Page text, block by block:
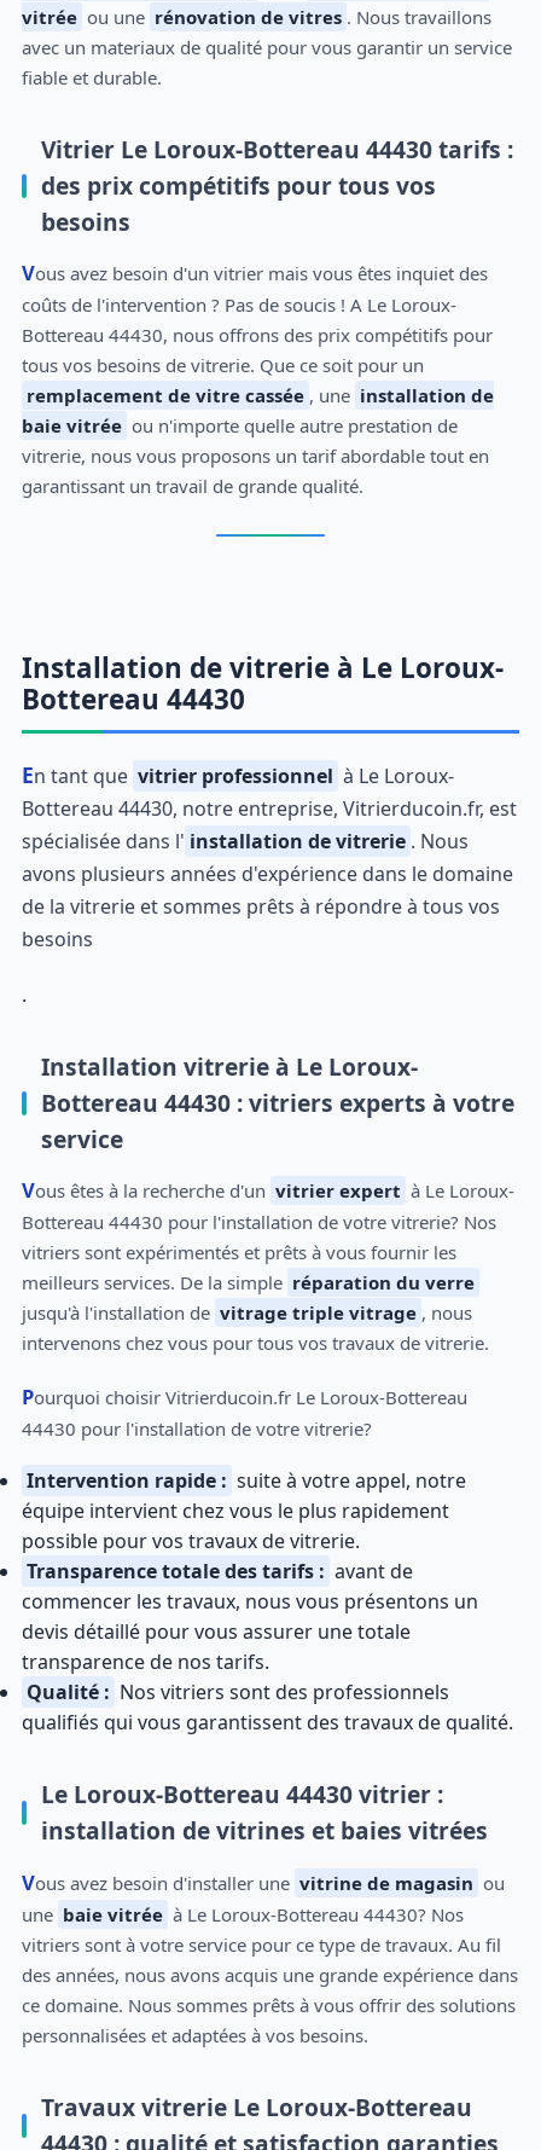
vitrée ou une rénovation de vitres . Nous travaillons
avec un materiaux de qualité pour vous garantir un service
fiable et durable.
Vitrier Le Loroux-Bottereau 44430 tarifs :
des prix compétitifs pour tous vos
besoins
Vous avez besoin d'un vitrier mais vous êtes inquiet des
coûts de l'intervention ? Pas de soucis ! A Le Loroux-
Bottereau 44430, nous offrons des prix compétitifs pour
tous vos besoins de vitrerie. Que ce soit pour un
remplacement de vitre cassée , une installation de
baie vitrée ou n'importe quelle autre prestation de
vitrerie, nous vous proposons un tarif abordable tout en
garantissant un travail de grande qualité.
Installation de vitrerie à Le Loroux-
Bottereau 44430
En tant que vitrier professionnel à Le Loroux-
Bottereau 44430, notre entreprise, Vitrierducoin.fr, est
spécialisée dans l' installation de vitrerie . Nous
avons plusieurs années d'expérience dans le domaine
de la vitrerie et sommes prêts à répondre à tous vos
besoins
.
Installation vitrerie à Le Loroux-
Bottereau 44430 : vitriers experts à votre
service
Vous êtes à la recherche d'un vitrier expert à Le Loroux-
Bottereau 44430 pour l'installation de votre vitrerie? Nos
vitriers sont expérimentés et prêts à vous fournir les
meilleurs services. De la simple réparation du verre
jusqu'à l'installation de vitrage triple vitrage , nous
intervenons chez vous pour tous vos travaux de vitrerie.
Pourquoi choisir Vitrierducoin.fr Le Loroux-Bottereau
44430 pour l'installation de votre vitrerie?
Intervention rapide : suite à votre appel, notre
équipe intervient chez vous le plus rapidement
possible pour vos travaux de vitrerie.
Transparence totale des tarifs : avant de
commencer les travaux, nous vous présentons un
devis détaillé pour vous assurer une totale
transparence de nos tarifs.
Qualité : Nos vitriers sont des professionnels
qualifiés qui vous garantissent des travaux de qualité.
Le Loroux-Bottereau 44430 vitrier :
installation de vitrines et baies vitrées
Vous avez besoin d'installer une vitrine de magasin ou
une baie vitrée à Le Loroux-Bottereau 44430? Nos
vitriers sont à votre service pour ce type de travaux. Au fil
des années, nous avons acquis une grande expérience dans
ce domaine. Nous sommes prêts à vous offrir des solutions
personnalisées et adaptées à vos besoins.
Travaux vitrerie Le Loroux-Bottereau
44430 : qualité et satisfaction garanties